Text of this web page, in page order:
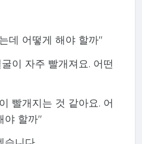
데 어떻게 해야 할까"
이 자주 빨개져요. 어떤
빨개지는 것 같아요. 어
야 할까"